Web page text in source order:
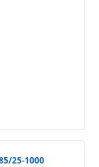
25-1000